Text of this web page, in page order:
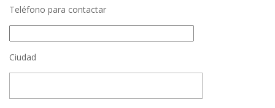
Teléfono para contactar
Ciudad